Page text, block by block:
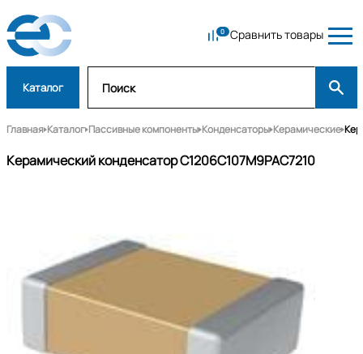
Сравнить товары
Каталог
Главная Каталог Пассивные компоненты Конденсаторы Керамические
Керамический конденсатор C1206C107M9PAC7210